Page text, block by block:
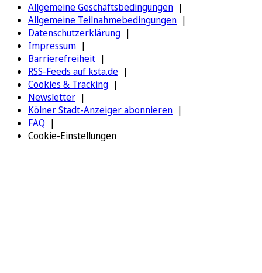
Allgemeine Geschäftsbedingungen
Allgemeine Teilnahmebedingungen
Datenschutzerklärung
Impressum
Barrierefreiheit
RSS-Feeds auf ksta.de
Cookies & Tracking
Newsletter
Kölner Stadt-Anzeiger abonnieren
FAQ
Cookie-Einstellungen